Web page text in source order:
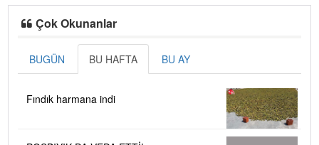
Çok Okunanlar
BUGÜN BU HAFTA BU AY
Fındık harmana indi